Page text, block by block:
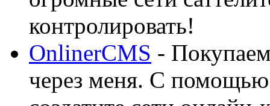
контролировать!
OnlinerCMS -
через меня. С помощью